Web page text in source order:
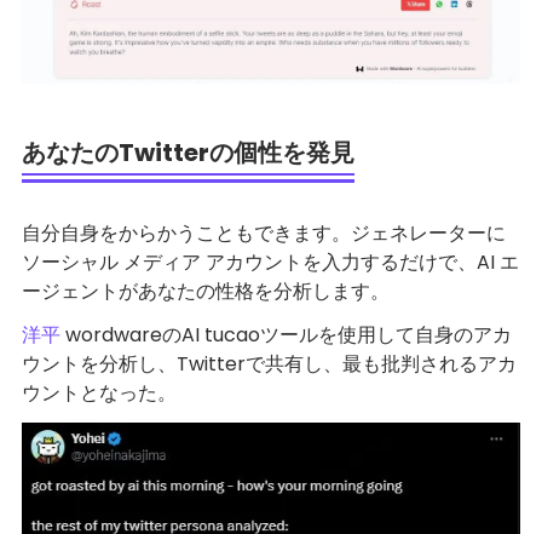
あなたのTwitterの個性を発見
自分自身をからかうこともできます。ジェネレーターに
ソーシャル メディア アカウントを入力するだけで、AI エ
ージェントがあなたの性格を分析します。
洋平wordwareのAI tucaoツールを使用して自身のアカ
ウントを分析し、Twitterで共有し、最も批判されるアカ
ウントとなった。